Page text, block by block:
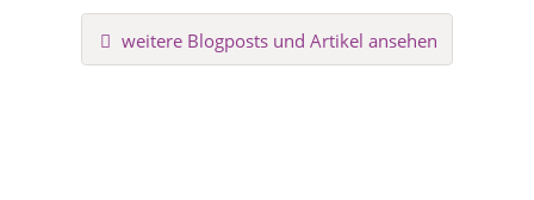
weitere Blogposts und Artikel ansehen